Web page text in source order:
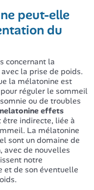
peut-elle
du
concernant la
la prise de poids.
la mélatonine est
réguler le sommeil
ou de troubles
effets
être indirecte, liée à
La mélatonine
sont un domaine de
avec de nouvelles
notre
et de son éventuelle